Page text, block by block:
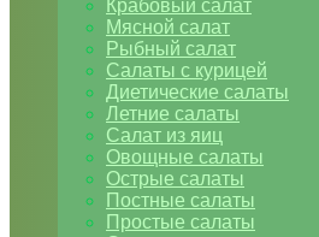
Крабовый салат
Мясной салат
Рыбный салат
Салаты с курицей
Диетические салаты
Летние салаты
Салат из яиц
Овощные салаты
Острые салаты
Постные салаты
Простые салаты